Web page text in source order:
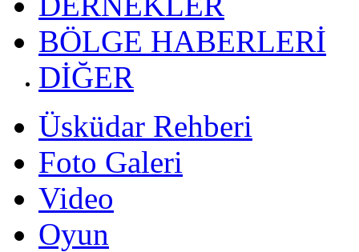
BÖLGE HABERLERİ
DİĞER
Üsküdar Rehberi
Foto Galeri
Video
Oyun